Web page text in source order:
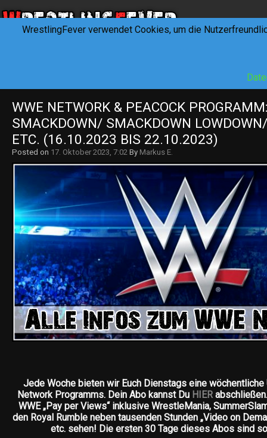
WWE NETWORK & PEACOCK
SMACKDOWN/ SMACKDOWN
ETC. (16.10.2023 BIS 22.10.2023)
Posted on 17. Oktober 2023, 7:02 By Markus E.
Jede Woche bieten wir Euch Dienstags eine wöchentliche
Network Programms. Dein Abo kannst Du HIER
WWE „Pay per Views“ inklusive WrestleMania,
den Royal Rumble neben tausenden Stunden „Video on
etc. sehen! Die ersten 30 Tage dieses Abos sind
WrestlingFever verwendet Cookies, um die